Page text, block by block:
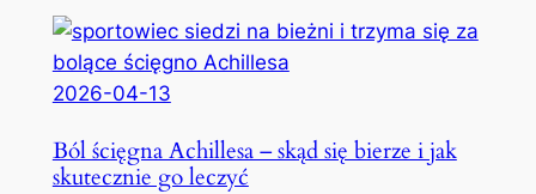
2026-04-13
Ból ścięgna Achillesa – skąd się bierze i jak
skutecznie go leczyć